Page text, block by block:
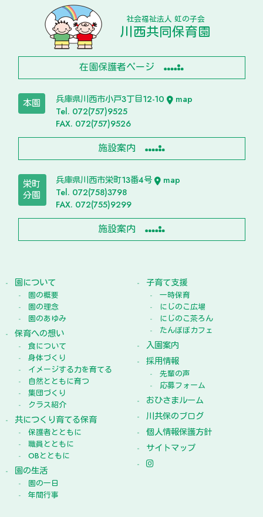
社会福祉法人 虹の子会
川西共同保育園
在園保護者ページ
本園 兵庫県川西市小戸3丁目12-10
map
Tel. 072(757)9525
FAX. 072(757)9526
施設案内
栄町
分園
兵庫県川西市栄町13番4号
map
Tel. 072(758)3798
FAX. 072(755)9299
施設案内
園について
園の概要
園の理念
園のあゆみ
保育への想い
食について
身体づくり
イメージする力を育てる
自然とともに育つ
集団づくり
クラス紹介
共につくり育てる保育
保護者とともに
職員とともに
OBとともに
園の生活
園の一日
年間行事
子育て支援
一時保育
にじのこ広場
にじのこ茶ろん
たんぽぽカフェ
入園案内
採用情報
先輩の声
応募フォーム
おひさまルーム
川共保のブログ
個人情報保護方針
サイトマップ